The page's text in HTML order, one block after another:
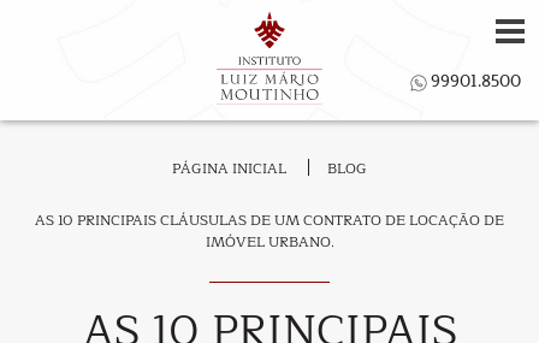
PÁGINA INICIAL BLOG
AS 10 PRINCIPAIS CLÁUSULAS DE UM CONTRATO DE LOCAÇÃO DE
IMÓVEL URBANO.